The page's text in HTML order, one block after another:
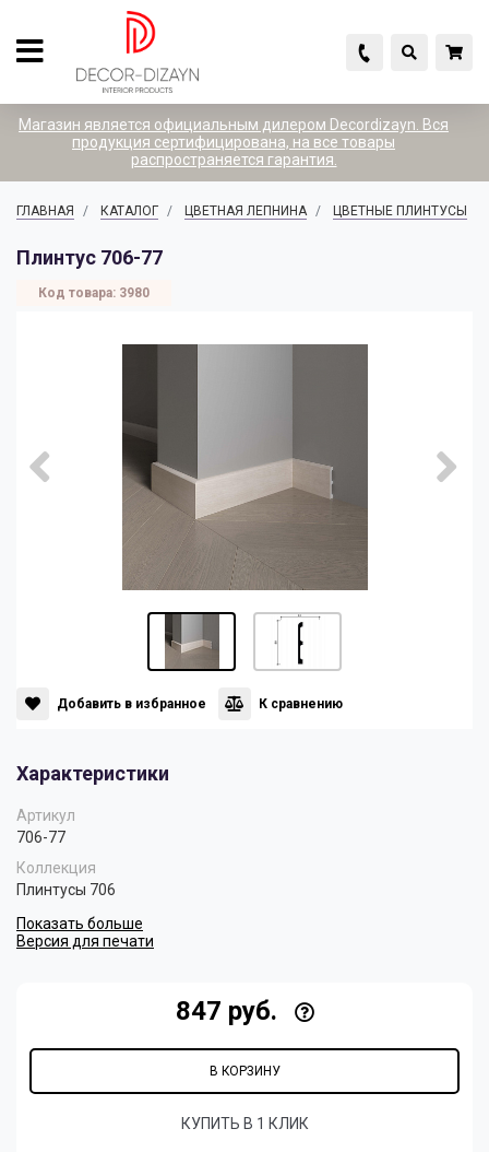
Назад
Каталог товаров
Цветная лепнина
Расходные материалы
Рекламная продукция
Назад
Белая лепнина
Декоративные Элементы
Карнизы
Молдинги
Пилястры
Назад
Цветная лепнина
Декоративные рейки
Дыхание 1
Дыхание 2
Нео Классика
Цветные плинтусы
Назад
Расходные материалы
Клей
Назад
Рекламная продукция
Лесенки
Стенды
Магазин является официальным дилером Decordizayn. Вся
продукция сертифицирована, на все товары
распространяется гарантия.
ГЛАВНАЯ КАТАЛОГ ЦВЕТНАЯ ЛЕПНИНА ЦВЕТНЫЕ ПЛИНТУСЫ
Плинтус 706-77
Код товара: 3980
Добавить в избранное К сравнению
Характеристики
Артикул
706-77
Коллекция
Плинтусы 706
Показать больше
Версия для печати
847 руб.
В КОРЗИНУ
КУПИТЬ В 1 КЛИК